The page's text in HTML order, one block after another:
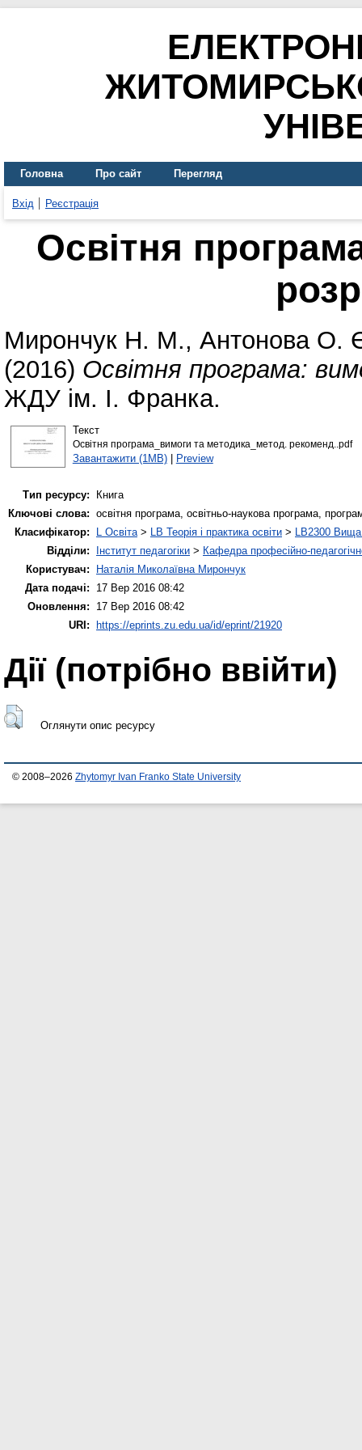
Головна Про сайт Перегляд
Вхід Реєстрація
Освітня
Мирончук Н. М., Антонова О.
(2016) Освітня програма:
ЖДУ ім. І. Франка.
Текст
Освітня програма_вимоги та методика_метод. рекоменд..pdf
Завантажити (1MB)| Preview
Тип ресурсу:
Книга
Ключові слова: освітня програма, освітньо-наукова програма,
Класифікатор:
L Освіта> LB Теорія і практика освіти > LB2300 Вища
Відділи:
Інститут педагогіки > Кафедра професійно-
Користувач:
Наталія Миколаївна Мирончук
Дата подачі:
17 Вер 2016 08:42
Оновлення:
17 Вер 2016 08:42
URI:
https://eprints.zu.edu.ua/id/eprint/21920
Дії ​​(потрібно ввійти)
Оглянути опис ресурсу
© 2008–2026 Zhytomyr Ivan Franko State University